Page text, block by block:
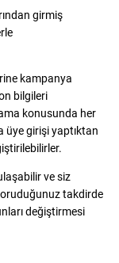
girmiş
kampanya
bilgileri
konusunda her
üye girişi yaptıktan
ve siz
takdirde
değiştirmesi